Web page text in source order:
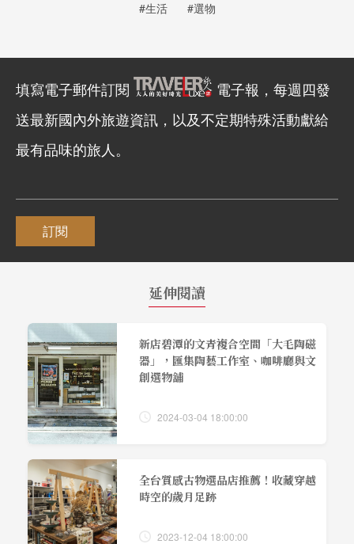
#生活 #選物
填寫電子郵件訂閱
電子報，每週四發
送最新國內外旅遊資訊，以及不定期特殊活動獻給
最有品味的旅人。
訂閱
延伸閱讀
新店碧潭的文青複合空間「大毛陶磁
器」，匯集陶藝工作室、咖啡廳與文
創選物舖
2024-03-04 18:00:00
全台質感古物選品店推薦！收藏穿越
時空的歲月足跡
2023-12-04 18:00:00